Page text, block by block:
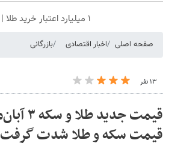
۱ میلیارد اعتبار خرید طلا | بدون ضامن و چک
صفحه اصلی اخبار اقتصادی بازرگانی
۱۳ نفر
قیمت سکه و طلا شدت گرفت